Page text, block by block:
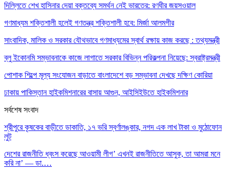
দিল্লিতে শেখ হাসিনার দেয়া বক্তব্যে সমর্থন নেই ভারতের: রণধীর জয়সওয়াল
গণমাধ্যম শক্তিশালী হলেই গণতন্ত্র শক্তিশালী হবে: মির্জা আলমগীর
সাংবাদিক, মালিক ও সরকার যৌথভাবে গণমাধ্যমের স্বার্থ রক্ষায় কাজ করছে : তথ্যমন্ত্রী
ব্লু ইকোনমি সম্ভাবনাকে কাজে লাগাতে সরকার বিভিন্ন পরিকল্পনা নিয়েছে: স্বরাষ্ট্রমন্ত্রী
পোশাক শিল্পে মূল্য সংযোজন বাড়াতে বাংলাদেশে বড় সম্ভাবনা দেখছে দক্ষিণ কোরিয়া
ঢাকায় পাকিস্তান হাইকমিশনারের বাসায় আগুন, আইসিইউতে হাইকমিশনার
সর্বশেষ সংবাদ
শ্রীপুরে কৃষকের বাড়ীতে ডাকাতি, ১৭ ভরি স্বর্ণালঙ্কার, নগদ এক লাখ টাকা ও মুঠোফোন
লুট
দেশের রাজনীতি ধ্বংস করেছে আওয়ামী লীগ’ এখনই রাজনীতিতে আসুক, তা আমরা মনে
করি না’ — ডা.…